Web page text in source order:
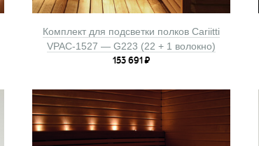
Комплект для подсветки полков Cariitti
VPAC-1527 — G223 (22 + 1 волокно)
153 691₽